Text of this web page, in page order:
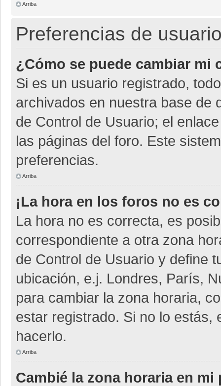
Arriba
Preferencias de
¿Cómo se puede cambiar mi
Si es un usuario registrado,
archivados en nuestra base de
de Control de Usuario; el
las páginas del foro. Este
preferencias.
Arriba
¡La hora en los foros no es
La hora no es correcta, es
correspondiente a otra zona
de Control de Usuario y define
ubicación, e.j. Londres, París,
para cambiar la zona horaria,
estar registrado. Si no lo estás,
hacerlo.
Arriba
Cambié la zona horaria en